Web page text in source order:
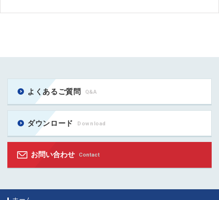
よくあるご質問 Q&A
ダウンロード Download
お問い合わせ Contact